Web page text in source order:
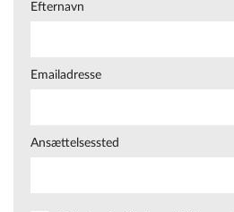
Efternavn
Emailadresse
Ansættelsessted